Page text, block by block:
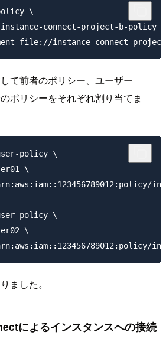
\
connect-project-b-policy \
て前者のポリシー、ユーザー
ポリシーをそれぞれ割り当てま
policy \
\
policy \
\
ました。
によるインスタンスへの接続